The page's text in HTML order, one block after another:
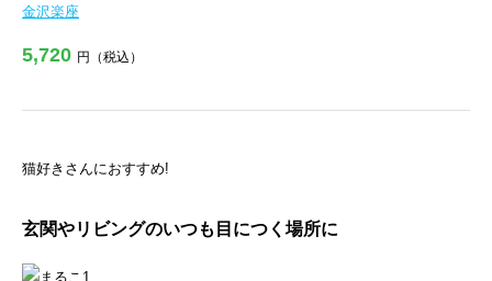
金沢楽座
5,720 円（税込）
猫好きさんにおすすめ!
玄関やリビングのいつも目につく場所に